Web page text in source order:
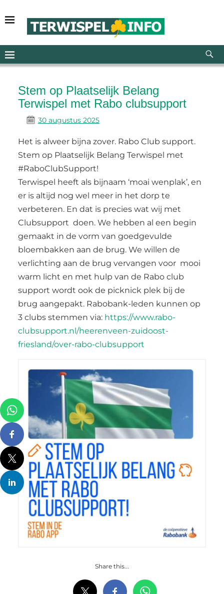
Stem op Plaatselijk Belang
Terwispel met Rabo clubsupport
30 augustus 2025
Het is alweer bijna zover. Rabo Club support.
Stem op Plaatselijk Belang Terwispel met
#RaboClubSupport!
Terwispel heeft als bijnaam ‘moai wenplak’, en
er is altijd nog wel meer in het dorp te
verbeteren. En dat is precies wat wij met
Clubsupport doen. We hebben al een begin
gemaakt in de vorm van goedgevulde
bloembakken aan de brug. We willen de
verlichting aan de brug vervangen voor mooi
warm licht en met hulp van de Rabo club
support wordt ook de picknick plek bij de
brug aangepakt. Rabobank-leden kunnen op
3 clubs stemmen via: https://www.rabo-
clubsupport.nl/heerenveen-zuidoost-
friesland/over-rabo-clubsupport
Share this...